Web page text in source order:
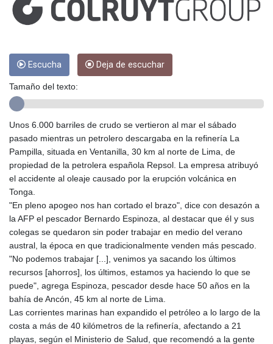
FKP 0.858651
GBP 0.857925
GHS 13.525641
GIP 0.858651
GNF 10132.383874
GYD 241.32223
HKD 9.061864
HNL 30.919233
HRK 7.533413
HTG 150.826824
IDR 20696.181862
ILS 3.470255
IMP 0.858651
INR 109.822567
IQD 1511.219527
IRR
1588317.004451
ISK 141.80247
JEP 0.858651
JMD 183.31537
Escucha Deja de escuchar
Tamaño del texto:
Unos 6.000 barriles de crudo se vertieron al mar el sábado
pasado mientras un petrolero descargaba en la refinería La
Pampilla, situada en Ventanilla, 30 km al norte de Lima, de
propiedad de la petrolera española Repsol. La empresa atribuyó
el accidente al oleaje causado por la erupción volcánica en
Tonga.
"En pleno apogeo nos han cortado el brazo", dice con desazón a
la AFP el pescador Bernardo Espinoza, al destacar que él y sus
colegas se quedaron sin poder trabajar en medio del verano
austral, la época en que tradicionalmente venden más pescado.
"No podemos trabajar [...], venimos ya sacando los últimos
recursos [ahorros], los últimos, estamos ya haciendo lo que se
puede", agrega Espinoza, pescador desde hace 50 años en la
bahía de Ancón, 45 km al norte de Lima.
Las corrientes marinas han expandido el petróleo a lo largo de la
costa a más de 40 kilómetros de la refinería, afectando a 21
playas, según el Ministerio de Salud, que recomendó a la gente